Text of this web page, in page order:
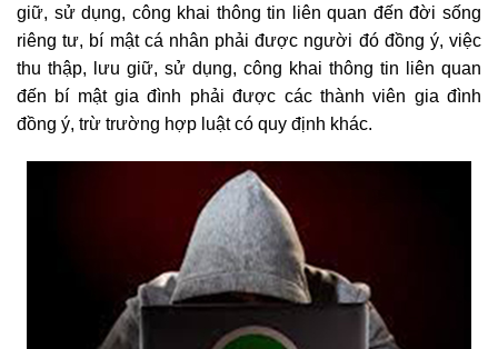
giữ, sử dụng, công khai thông tin liên quan đến đời sống
riêng tư, bí mật cá nhân phải được người đó đồng ý, việc
thu thập, lưu giữ, sử dụng, công khai thông tin liên quan
đến bí mật gia đình phải được các thành viên gia đình
đồng ý, trừ trường hợp luật có quy định khác.